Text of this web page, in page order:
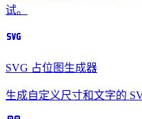
试。
SVG 占位图生成器
生成自定义尺寸和文字的